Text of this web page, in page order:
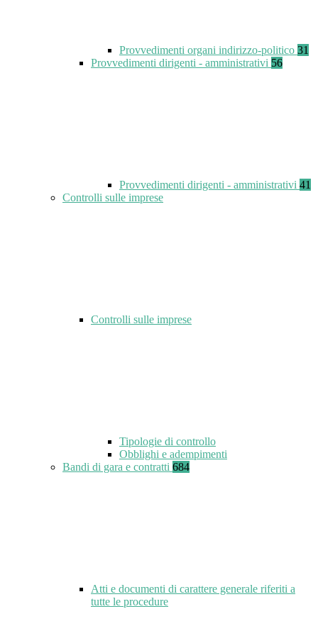
Provvedimenti organi indirizzo-politico 31
Provvedimenti dirigenti - amministrativi 56
Provvedimenti dirigenti - amministrativi 41
Controlli sulle imprese
Controlli sulle imprese
Tipologie di controllo
Obblighi e adempimenti
Bandi di gara e contratti 684
Atti e documenti di carattere generale riferiti a
tutte le procedure